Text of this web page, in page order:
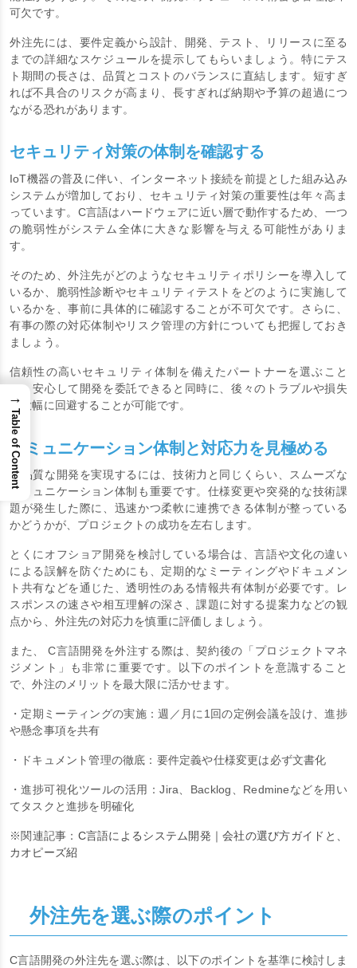
ると、製品の回収やリコールといった深刻なコストが発生する可
可欠です。
外注先には、要件定義から設計、開発、テスト、リリースに至る
までの詳細なスケジュールを提示してもらいましょう。特にテス
ト期間の長さは、品質とコストのバランスに直結します。短すぎ
セキュリティ対策の体制を確認する
IoT機器の普及に伴い、インターネット接続を前提とした組み込み
システムが増加しており、セキュリティ対策の重要性は年々高ま
っています。C言語はハードウェアに近い層で動作するため、一つ
す。
そのため、外注先がどのようなセキュリティポリシーを導入して
いるか、脆弱性診断やセキュリティテストをどのように実施して
いるかを、事前に具体的に確認することが不可欠です。さらに、
ましょう。
信頼性の高いセキュリティ体制を備えたパートナーを選ぶこと
で、安心して開発を委託できると同時に、後々のトラブルや損失
を大幅に回避することが可能です。
コミュニケーション体制と対応力を見極める
高品質な開発を実現するには、技術力と同じくらい、スムーズな
コミュニケーション体制も重要です。仕様変更や突発的な技術課
かどうかが、プロジェクトの成功を左右します。
とくにオフショア開発を検討している場合は、言語や文化の違い
による誤解を防ぐためにも、定期的なミーティングやドキュメン
ト共有などを通じた、透明性のある情報共有体制が必要です。レ
点から、外注先の対応力を慎重に評価しましょう。
また、 C言語開発を外注する際は、契約後の「プロジェクトマネ
で、外注のメリットを最大限に活かせます。
や懸念事項を共有
・ドキュメント管理の徹底：要件定義や仕様変更は必ず文書化
てタスクと進捗を明確化
外注先を選ぶ際のポイント
→
Table of Content